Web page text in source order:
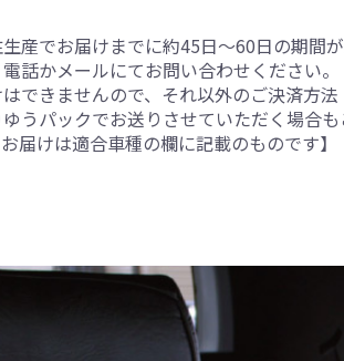
でお届けまでに約45日～60日の期間が
話かメールにてお問い合わせください。
できませんので、それ以外のご決済方
うパックでお送りさせていただく場合も
届けは適合車種の欄に記載のものです】